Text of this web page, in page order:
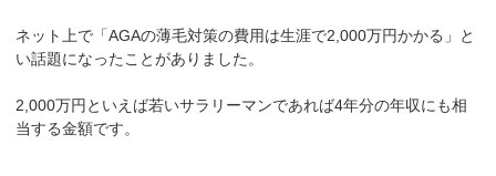
ネット上で「AGAの薄毛対策の費用は生涯で2,000万円かかる」と
い話題になったことがありました。
2,000万円といえば若いサラリーマンであれば4年分の年収にも相
当する金額です。